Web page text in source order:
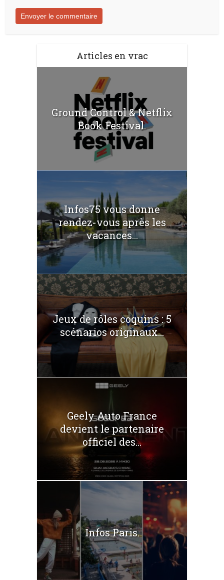
Articles en vrac
Ground Control & Netflix
Book Festival.
Infos75 vous donne
rendez-vous après les
vacances...
Jeux de rôles coquins : 5
scénarios originaux...
Geely Auto France
devient le partenaire
officiel des...
Infos Paris.